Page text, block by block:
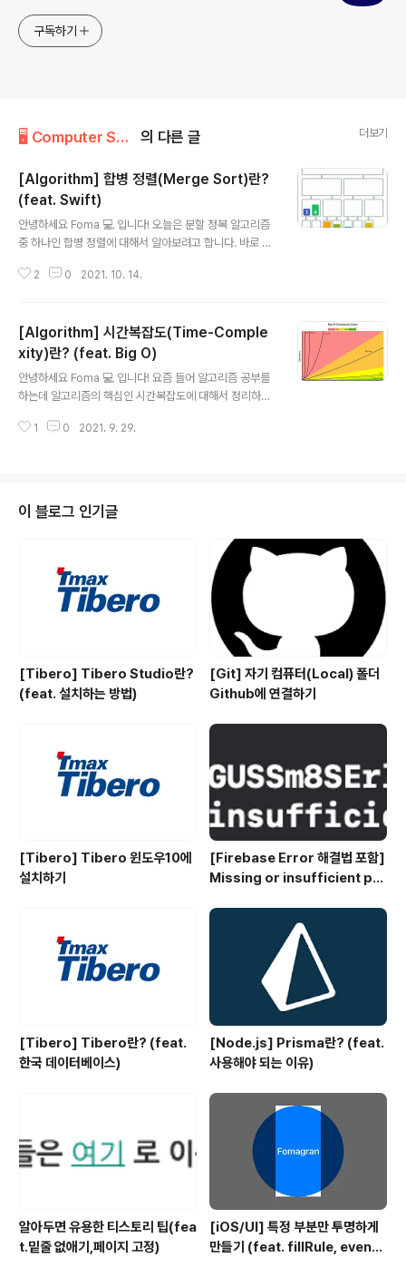
구독하기
🖥 Computer Science/Algorithm 의 다른 글 더보기
[Algorithm] 합병 정렬(Merge Sort)란?
(feat. Swift)
안녕하세요 Foma 💻 입니다! 오늘은 분할 정복 알고리즘
중 하나인 합병 정렬에 대해서 알아보려고 합니다. 바로 시
m) 알고리즘이란? 🏡 위에서 합병 정렬은 분할 정복 알고
를 작게 쪼개서(분할) 풀어나가는(정복) 것입니다. 작은 문
제를 해결하여 큰 문제를 해결해나가는 알고리즘으로 재귀
함수를 통해 자연스럽게 구현할 수 있습니다. 합병 정렬이
란? 🤼‍♀️ 합병 정렬 또는 병합 정렬은 비교 기반 정렬 알고리
렬에 속하며, 분할 정복 알고리즘의 하나이다. 존 폰 노이만
2 0 2021. 10. 14.
[Algorithm] 시간복잡도(Time-Comple
xity)란? (feat. Big O)
안녕하세요 Foma 💻 입니다! 요즘 들어 알고리즘 공부를
하는데 알고리즘의 핵심인 시간복잡도에 대해서 정리하지
해서 정리해보겠습니다! 바로 시작할게요~ 시간복잡도란?
되는 양에 따라서 시간이 얼마나 걸릴지를 나타내는 것입
니다. 시간복잡도 표기법 🖊 시간복잡도 표기법은 빅오메
가,빅세타,빅오 이렇게 3가지가 있습니다. 1. BigΩ (Best
case) 빅오메가 표기법은 최선의 실행시간 즉, 가장 빠른
케이스를 나타내는 것입니다. 2. Big𝚯 (Average case)
빅세타 표기법은..
1 0 2021. 9. 29.
이 블로그 인기글
[Tibero] Tibero Studio란?
(feat. 설치하는 방법)
[Git] 자기 컴퓨터(Local) 폴더
Github에 연결하기
[Tibero] Tibero 윈도우10에
설치하기
[Firebase Error 해결법 포함]
Missing or insufficient per
[Tibero] Tibero란? (feat.
한국 데이터베이스)
[Node.js] Prisma란? (feat.
사용해야 되는 이유)
알아두면 유용한 티스토리 팁(fea
t.밑줄 없애기,페이지 고정)
[iOS/UI] 특정 부분만 투명하게
만들기 (feat. fillRule, evenO